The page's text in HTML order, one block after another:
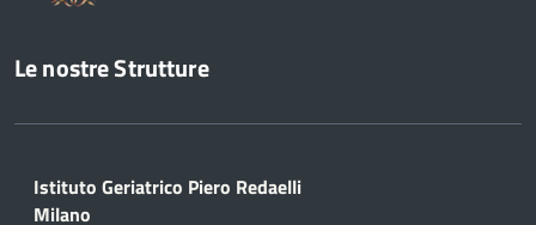
Le nostre Strutture
Istituto Geriatrico Piero Redaelli
Milano